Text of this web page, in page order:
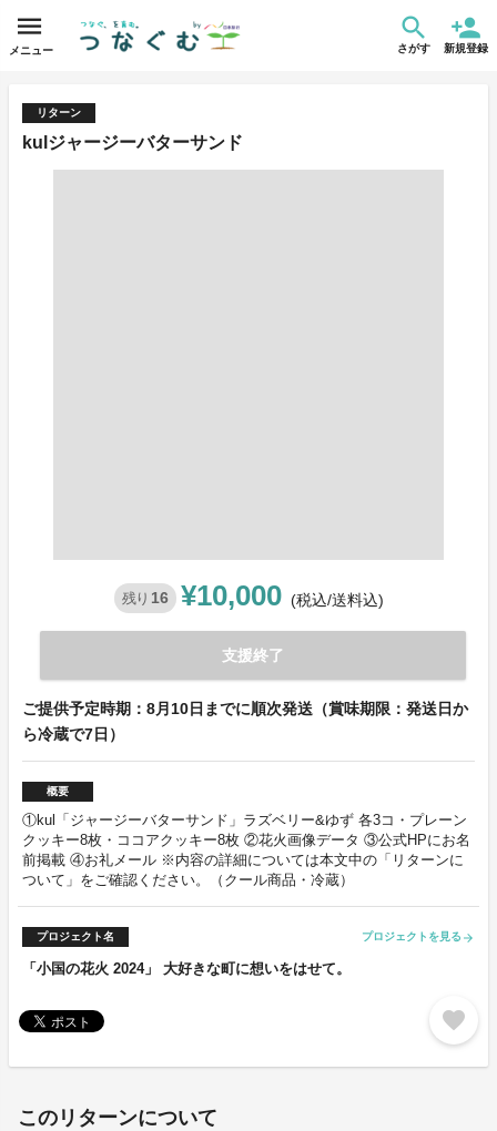
メニュー さがす 新規登録
リターン
kulジャージーバターサンド
残り 16 ¥10,000 (税込/送料込)
支援終了
ご提供予定時期：8月10日までに順次発送（賞味期限：発送日か
ら冷蔵で7日）
概要
①kul「ジャージーバターサンド」ラズベリー&ゆず 各3コ・プレーン
クッキー8枚・ココアクッキー8枚 ②花火画像データ ③公式HPにお名
前掲載 ④お礼メール ※内容の詳細については本文中の「リターンに
ついて」をご確認ください。（クール商品・冷蔵）
プロジェクト名 プロジェクトを見る arrow_forward
「小国の花火 2024」 大好きな町に想いをはせて。
favorite
このリターンについて